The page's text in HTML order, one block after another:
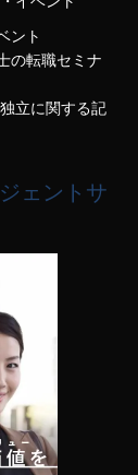
ント
の転職セミナ
立に関する記
ェントサ